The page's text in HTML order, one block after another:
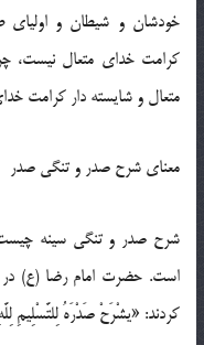
خودشان و شیطان و اولیای
كرامت خدای متعال نیست،
متعال و شایسته دار كرامت
معنای شرح صدر و تنگی صدر
شرح صدر و تنگی سینه
است. حضرت امام رضا (ع) در
كردند: «یشْرَحْ صَدْرَهُ لِلتَّسْلِیمِ